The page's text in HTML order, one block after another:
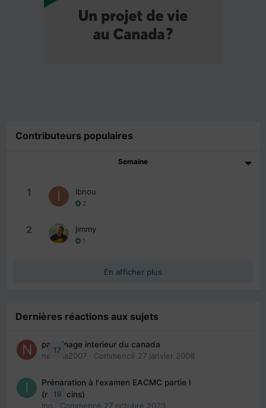
Contributeurs populaires
Semaine
1 ibnou
2
2 jimmy
1
En afficher plus
Dernières réactions aux sujets
17
parrainage interieur du canada
nedjma2007 · Commencé 27 janvier 2008
19
Préparation à l'examen EACMC partie I
(médecins)
Ino · Commencé 27 octobre 2023